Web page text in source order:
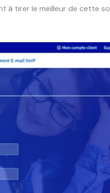
à tirer le meilleur de cette